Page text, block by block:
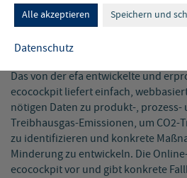
Das von der efa entwickelte und
ecocockpit liefert einfach,
nötigen Daten zu produkt-,
Treibhausgas-Emissionen, um
zu identifizieren und konkrete
Minderung zu entwickeln. Die
ecocockpit vor und gibt konkrete
Alle akzeptieren Speichern und
Datenschutz